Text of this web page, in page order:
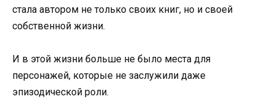
стала автором не только своих книг, но и своей
собственной жизни.
И в этой жизни больше не было места для
персонажей, которые не заслужили даже
эпизодической роли.